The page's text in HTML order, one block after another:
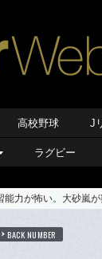
高校野球 J
ラグビー
力が怖い。大砂嵐が
BACK NUMBER